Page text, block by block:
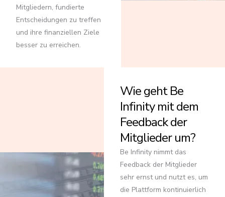
Mitgliedern, fundierte
Entscheidungen zu treffen
und ihre finanziellen Ziele
besser zu erreichen.
Wie geht Be
Infinity mit dem
Feedback der
Mitglieder um?
Be Infinity nimmt das
Feedback der Mitglieder
sehr ernst und nutzt es, um
die Plattform kontinuierlich